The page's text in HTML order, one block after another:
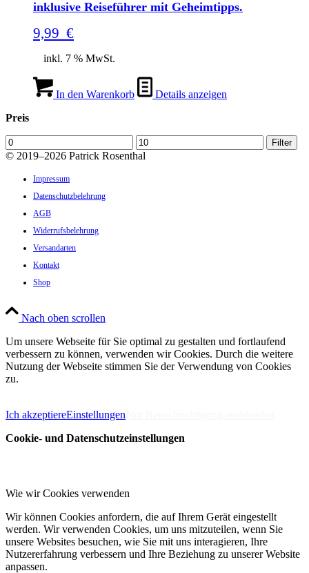
inklusive Reiseführer mit Geheimtipps.
9,99 €
inkl. 7 % MwSt.
In den Warenkorb
Details anzeigen
Preis
Min.
Preis
Max.
Preis
Filter
© 2019–2026 Patrick Rosenthal
Impressum
Datenschutzbelehrung
AGB
Widerrufsbelehrung
Versandarten
Kontakt
Shop
Nach oben scrollen
Um unsere Webseite für Sie optimal zu gestalten und fortlaufend
verbessern zu können, verwenden wir Cookies. Durch die weitere
Nutzung der Webseite stimmen Sie der Verwendung von Cookies
zu.
Ich akzeptiereEinstellungen
Cookie- und Datenschutzeinstellungen
Wie wir Cookies verwenden
Wir können Cookies anfordern, die auf Ihrem Gerät eingestellt
werden. Wir verwenden Cookies, um uns mitzuteilen, wenn Sie
unsere Websites besuchen, wie Sie mit uns interagieren, Ihre
Nutzererfahrung verbessern und Ihre Beziehung zu unserer Website
anpassen.